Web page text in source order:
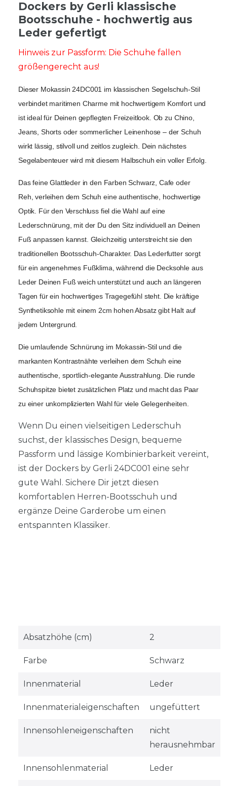
Dockers by Gerli klassische
Bootsschuhe - hochwertig aus
Leder gefertigt
Hinweis zur Passform: Die Schuhe fallen
größengerecht aus!
Dieser Mokassin 24DC001 im klassischen Segelschuh-Stil
verbindet maritimen Charme mit hochwertigem Komfort und
ist ideal für Deinen gepflegten Freizeitlook. Ob zu Chino,
Jeans, Shorts oder sommerlicher Leinenhose – der Schuh
wirkt lässig, stilvoll und zeitlos zugleich. Dein nächstes
Segelabenteuer wird mit diesem Halbschuh ein voller Erfolg.
Das feine Glattleder in den Farben Schwarz, Cafe oder
Reh, verleihen dem Schuh eine authentische, hochwertige
Optik. Für den Verschluss fiel die Wahl auf eine
Lederschnürung, mit der Du den Sitz individuell an Deinen
Fuß anpassen kannst. Gleichzeitig unterstreicht sie den
traditionellen Bootsschuh-Charakter. Das Lederfutter sorgt
für ein angenehmes Fußklima, während die Decksohle aus
Leder Deinen Fuß weich unterstützt und auch an längeren
Tagen für ein hochwertiges Tragegefühl steht. Die kräftige
Synthetiksohle mit einem 2cm hohen Absatz gibt Halt auf
jedem Untergrund.
Die umlaufende Schnürung im Mokassin-Stil und die
markanten Kontrastnähte verleihen dem Schuh eine
authentische, sportlich-elegante Ausstrahlung. Die runde
Schuhspitze bietet zusätzlichen Platz und macht das Paar
zu einer unkomplizierten Wahl für viele Gelegenheiten.
Wenn Du einen vielseitigen Lederschuh
suchst, der klassisches Design, bequeme
Passform und lässige Kombinierbarkeit vereint,
ist der Dockers by Gerli 24DC001 eine sehr
gute Wahl. Sichere Dir jetzt diesen
komfortablen Herren-Bootsschuh und
ergänze Deine Garderobe um einen
entspannten Klassiker.
Absatzhöhe (cm) 2
Farbe Schwarz
Innenmaterial Leder
Innenmaterialeigenschaften ungefüttert
Innensohleneigenschaften
nicht
herausnehmbar
Innensohlenmaterial Leder